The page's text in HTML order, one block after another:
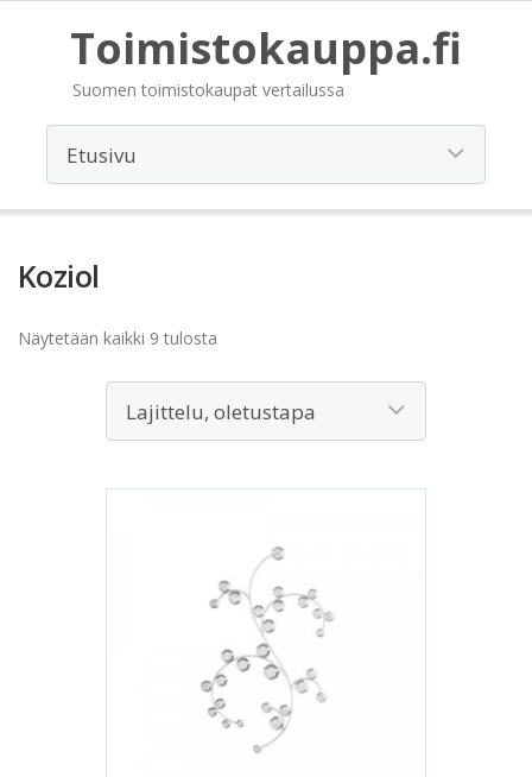
Toimistokauppa.fi
Suomen toimistokaupat vertailussa
Koziol
Näytetään kaikki 9 tulosta